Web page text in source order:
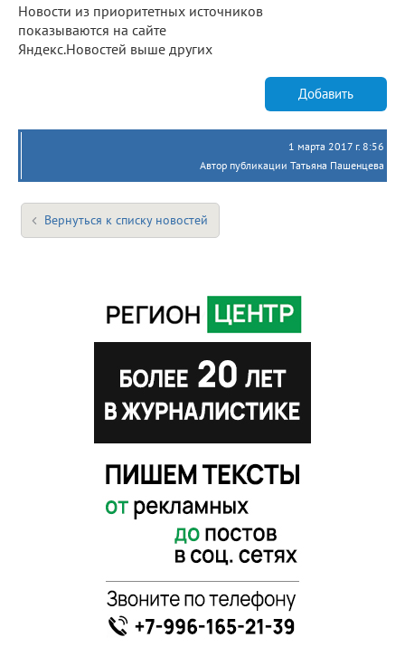
Новости из приоритетных источников
показываются на сайте
Яндекс.Новостей выше других
Добавить
1 марта 2017 г. 8:56
Автор публикации Татьяна Пашенцева
Вернуться к списку новостей